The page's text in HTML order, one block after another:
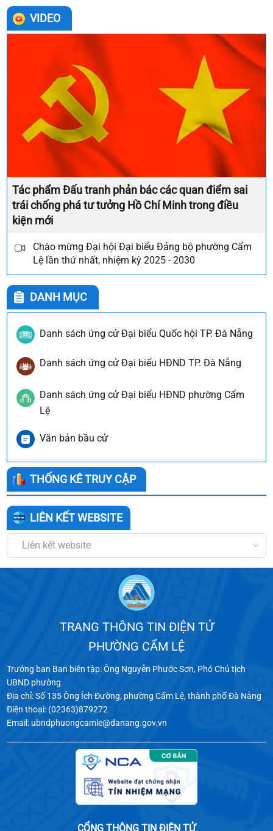
VIDEO
Tác phẩm Đấu tranh phản bác các quan điểm sai
trái chống phá tư tưởng Hồ Chí Minh trong điều
kiện mới
Chào mừng Đại hội Đại biểu Đảng bộ phường Cẩm
Lệ lần thứ nhất, nhiệm kỳ 2025 - 2030
DANH MỤC
Danh sách ứng cử Đại biểu Quốc hội TP. Đà Nẵng
Danh sách ứng cử Đại biểu HĐND TP. Đà Nẵng
Danh sách ứng cử Đại biểu HĐND phường Cẩm
Lệ
Văn bản bầu cử
THỐNG KÊ TRUY CẬP
LIÊN KẾT WEBSITE
Liên kết website
TRANG THÔNG TIN ĐIỆN TỬ
PHƯỜNG CẨM LỆ
Trưởng ban Ban biên tập: Ông Nguyễn Phước Sơn, Phó Chủ tịch
UBND phường
Địa chỉ: Số 135 Ông Ích Đường, phường Cẩm Lệ, thành phố Đà Nẵng
Điện thoại: (02363)879272
Email: ubndphuongcamle@danang.gov.vn
CỔNG THÔNG TIN ĐIỆN TỬ